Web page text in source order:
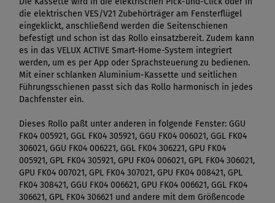
die elektrischen VES/V21 Zubehörträger am Fensterflügel
eingeklickt, anschließend werden die Seitenschienen
befestigt und schon ist das Rollo einsatzbereit. Zudem kann
es in das VELUX ACTIVE Smart-Home-System integriert
werden, um es per App oder Sprachsteuerung zu bedienen.
Mit einer schlanken Aluminium-Kassette und seitlichen
Führungsschienen passt sich das Rollo harmonisch in jedes
Dachfenster ein.
Dieses Rollo paßt unter anderen in folgende Fenster: GGU
FK04 005921, GGL FK04 305921, GGU FK04 006021, GGL FK04
306021, GGU FK04 006221, GGL FK04 306221, GPU FK04
005921, GPL FK04 305921, GPU FK04 006021, GPL FK04 306021,
GPU FK04 007021, GPL FK04 307021, GPU FK04 008421, GPL
FK04 308421, GGU FK04 006621, GPU FK04 006621, GGL FK04
306621, GPL FK04 306621 und andere mit dem Größencode